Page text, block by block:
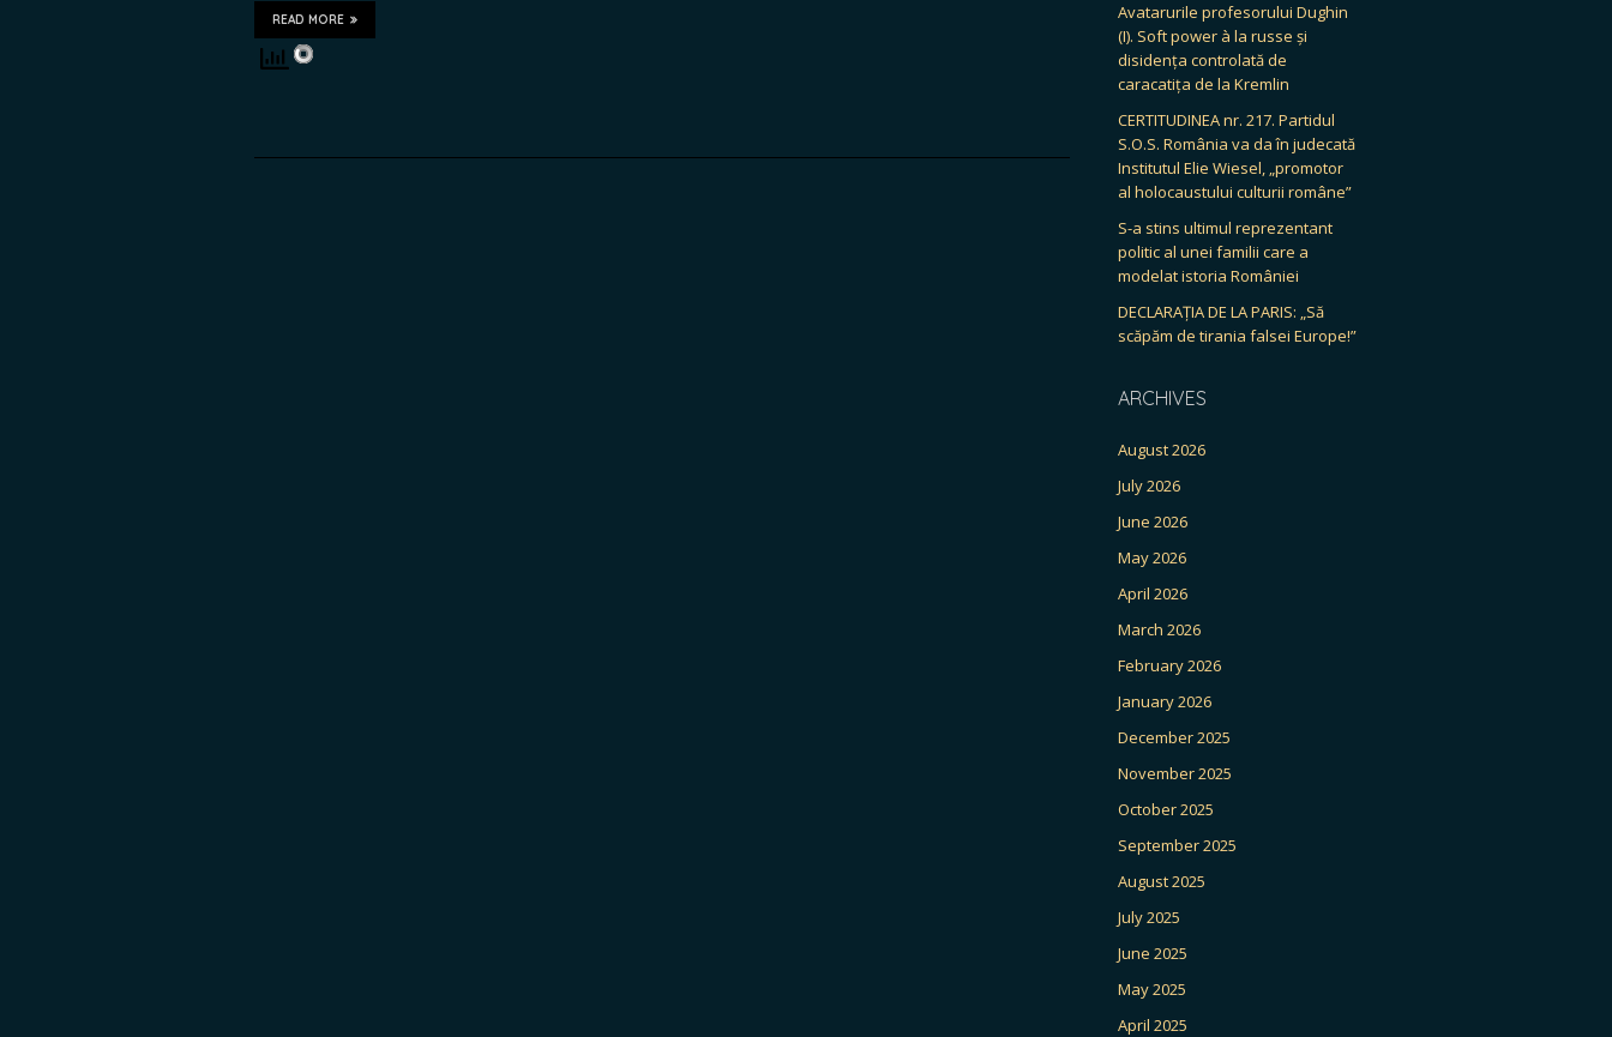
READ MORE
Avatarurile profesorului Dughin
(I). Soft power à la russe și
disidența controlată de
caracatița de la Kremlin
CERTITUDINEA nr. 217. Partidul
S.O.S. România va da în judecată
Institutul Elie Wiesel, „promotor
al holocaustului culturii române”
S-a stins ultimul reprezentant
politic al unei familii care a
modelat istoria României
DECLARAȚIA DE LA PARIS: „Să
scăpăm de tirania falsei Europe!”
ARCHIVES
August 2026
July 2026
June 2026
May 2026
April 2026
March 2026
February 2026
January 2026
December 2025
November 2025
October 2025
September 2025
August 2025
July 2025
June 2025
May 2025
April 2025